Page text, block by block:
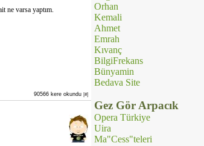
ne varsa yaptım.
90566 kere okundu [#]
Orhan
Kemali
Ahmet
Emrah
Kıvanç
BilgiFrekans
Bünyamin
Bedava Site
Gez Gör Arpacık
Opera Türkiye
Uira
Ma"Cess"teleri